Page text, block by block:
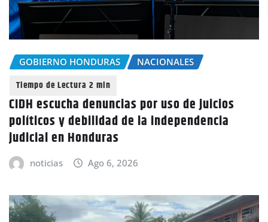
GOBIERNO HONDURAS NACIONALES
CIDH escucha denuncias por uso de juicios
políticos y debilidad de la independencia
judicial en Honduras
noticias Ago 6, 2026